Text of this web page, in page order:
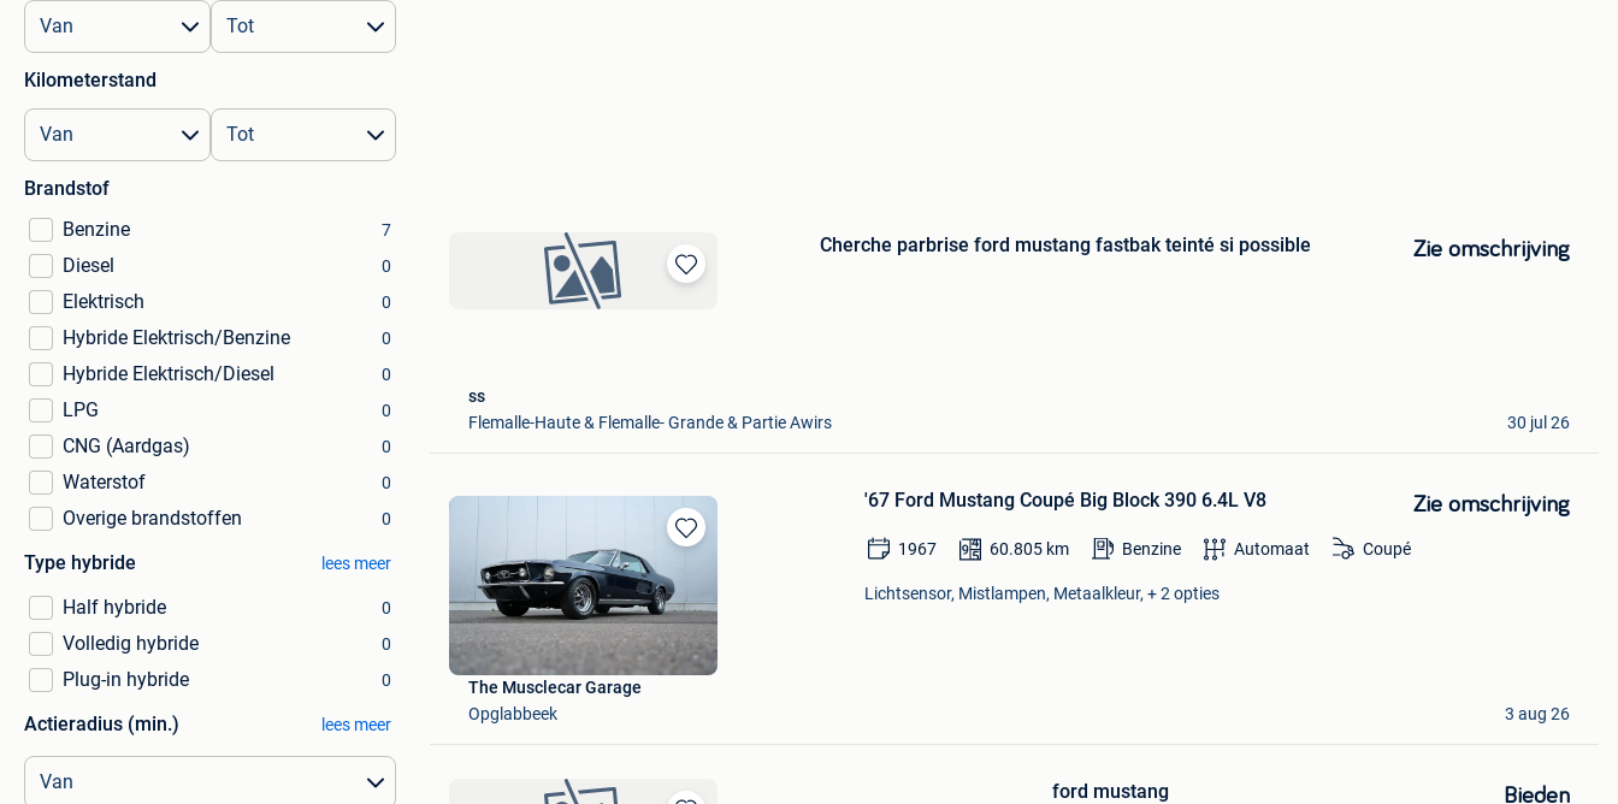
Kilometerstand
Brandstof
Benzine
7
Diesel 0
Elektrisch 0
Hybride Elektrisch/Benzine 0
Hybride Elektrisch/Diesel 0
LPG 0
CNG (Aardgas) 0
Waterstof 0
Overige brandstoffen 0
Type hybride lees meer
Half hybride 0
Volledig hybride 0
Plug-in hybride 0
Actieradius (min.) lees meer
Bewaren
Cherche parbrise ford mustang fastbak teinté si possible Zie omschrijving
ss
Flemalle-Haute & Flemalle- Grande & Partie Awirs
30 jul 26
Bewaren
in
Mijn
Favorieten
'67 Ford Mustang Coupé Big Block 390 6.4L V8 Zie omschrijving
1967 60.805 km Benzine Automaat Coupé
Lichtsensor, Mistlampen, Metaalkleur, + 2 opties
The Musclecar Garage
Opglabbeek
3 aug 26
ford mustang Bieden